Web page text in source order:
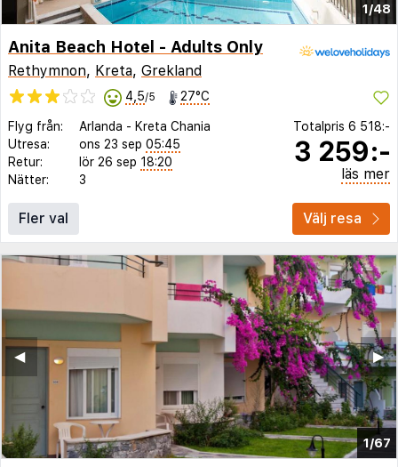
1/48
Anita Beach Hotel - Adults Only
Rethymnon, Kreta, Grekland
4,5/5 27°C
Flyg från: Arlanda - Kreta Chania
Utresa:
ons 23 sep 05:45
Retur:
lör 26 sep 18:20
Nätter:
3
Totalpris 6 518:-
3 259:-
läs mer
Fler val Välj resa
1/67
▶︎
◀︎